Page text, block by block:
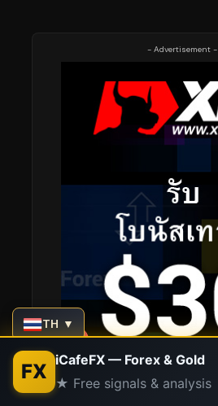
- Advertisement -
TH ▼
FX iCafeFX — Forex & Gold
★ Free signals & analysis
Contact us
Open